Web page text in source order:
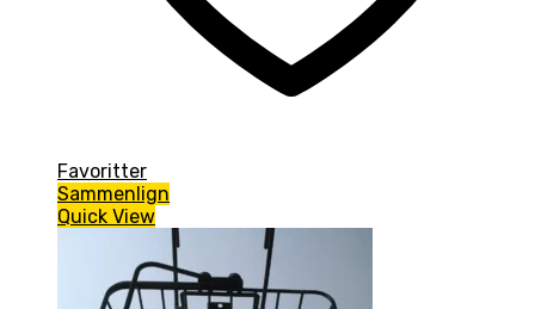
Favoritter
Sammenlign
Quick View